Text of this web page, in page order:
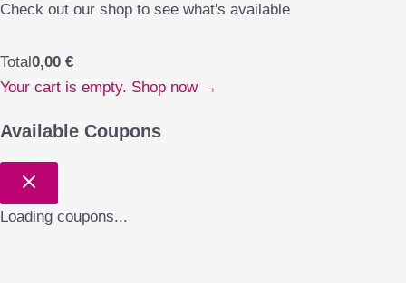
Check out our shop to see what's available
Total0,00 €
Your cart is empty. Shop now →
Available Coupons
Loading coupons...